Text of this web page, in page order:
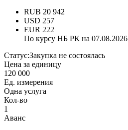
RUB 20 942
USD 257
EUR 222
По курсу НБ РК на 07.08.2026
Статус:Закупка не состоялась
Цена за единицу
120 000
Ед. измерения
Одна услуга
Кол-во
1
Аванс